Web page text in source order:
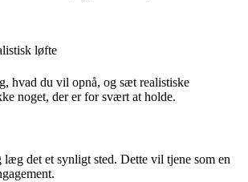
løfte
hvad du vil opnå, og sæt realistiske
noget, der er for svært at holde.
det et synligt sted. Dette vil tjene som en